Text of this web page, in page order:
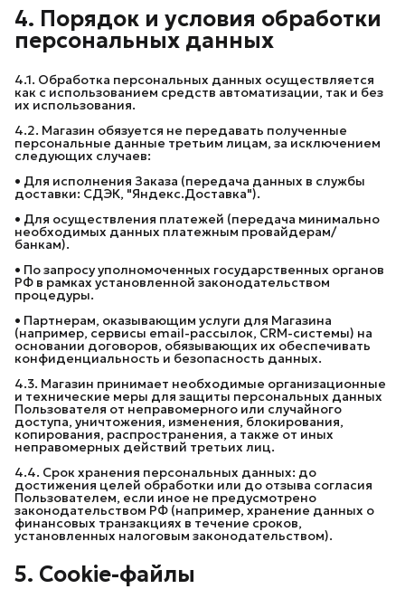
4. Порядок и условия обработки
персональных данных
4.1. Обработка персональных данных осуществляется
как с использованием средств автоматизации, так и без
их использования.
4.2. Магазин обязуется не передавать полученные
персональные данные третьим лицам, за исключением
следующих случаев:
• Для исполнения Заказа (передача данных в службы
доставки: СДЭК, "Яндекс.Доставка").
• Для осуществления платежей (передача минимально
необходимых данных платежным провайдерам/
банкам).
• По запросу уполномоченных государственных органов
РФ в рамках установленной законодательством
процедуры.
• Партнерам, оказывающим услуги для Магазина
(например, сервисы email-рассылок, CRM-системы) на
основании договоров, обязывающих их обеспечивать
конфиденциальность и безопасность данных.
4.3. Магазин принимает необходимые организационные
и технические меры для защиты персональных данных
Пользователя от неправомерного или случайного
доступа, уничтожения, изменения, блокирования,
копирования, распространения, а также от иных
неправомерных действий третьих лиц.
4.4. Срок хранения персональных данных: до
достижения целей обработки или до отзыва согласия
Пользователем, если иное не предусмотрено
законодательством РФ (например, хранение данных о
финансовых транзакциях в течение сроков,
установленных налоговым законодательством).
5. Cookie-файлы